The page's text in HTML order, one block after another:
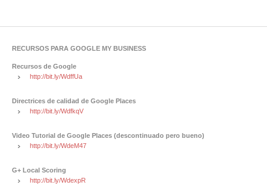
RECURSOS PARA GOOGLE MY BUSINESS
Recursos de Google
http://bit.ly/WdffUa
Directrices de calidad de Google Places
http://bit.ly/WdfkqV
Video Tutorial de Google Places (descontinuado pero bueno)
http://bit.ly/WdeM47
G+ Local Scoring
http://bit.ly/WdexpR